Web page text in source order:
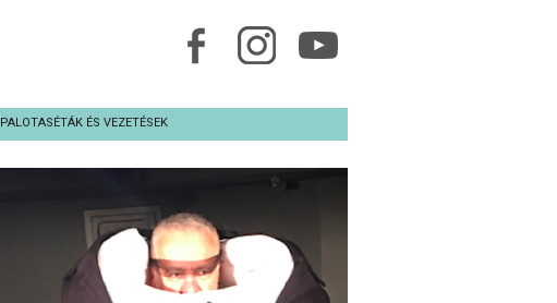
PALOTASÉTÁK ÉS VEZETÉSEK